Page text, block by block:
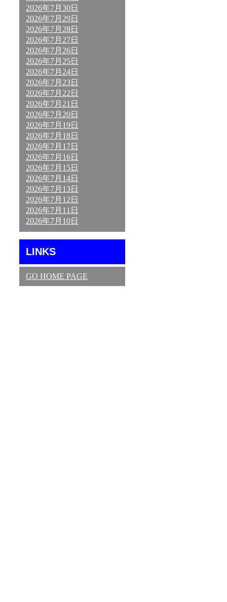
2026年7月30日
2026年7月29日
2026年7月28日
2026年7月27日
2026年7月26日
2026年7月25日
2026年7月24日
2026年7月23日
2026年7月22日
2026年7月21日
2026年7月20日
2026年7月19日
2026年7月18日
2026年7月17日
2026年7月16日
2026年7月15日
2026年7月14日
2026年7月13日
2026年7月12日
2026年7月11日
2026年7月10日
LINKS
GO HOME PAGE